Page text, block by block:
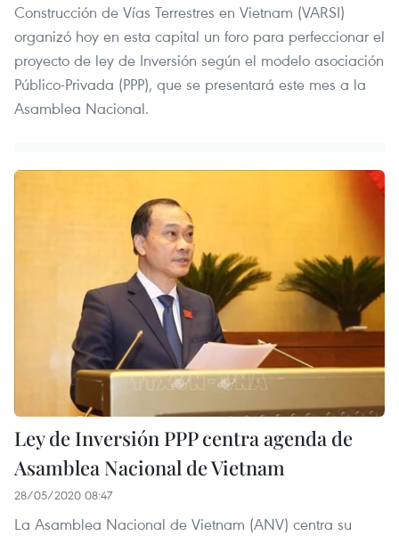
Construcción de Vías Terrestres en Vietnam (VARSI)
organizó hoy en esta capital un foro para perfeccionar el
proyecto de ley de Inversión según el modelo asociación
Público-Privada (PPP), que se presentará este mes a la
Asamblea Nacional.
Ley de Inversión PPP centra agenda de
Asamblea Nacional de Vietnam
28/05/2020 08:47
La Asamblea Nacional de Vietnam (ANV) centra su